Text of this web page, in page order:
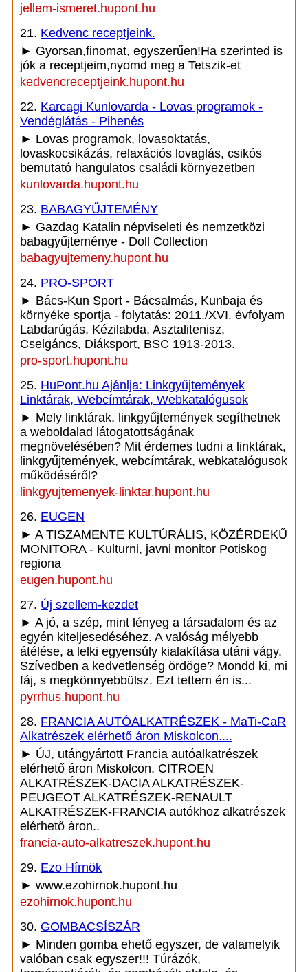
jellem-ismeret.hupont.hu
21. Kedvenc receptjeink.
► Gyorsan,finomat, egyszerűen!Ha szerinted is
jók a receptjeim,nyomd meg a Tetszik-et
kedvencreceptjeink.hupont.hu
22. Karcagi Kunlovarda - Lovas programok -
Vendéglátás - Pihenés
► Lovas programok, lovasoktatás,
lovaskocsikázás, relaxációs lovaglás, csikós
bemutató hangulatos családi környezetben
kunlovarda.hupont.hu
23. BABAGYŰJTEMÉNY
► Gazdag Katalin népviseleti és nemzetközi
babagyűjteménye - Doll Collection
babagyujtemeny.hupont.hu
24. PRO-SPORT
► Bács-Kun Sport - Bácsalmás, Kunbaja és
környéke sportja - folytatás: 2011./XVI. évfolyam
Labdarúgás, Kézilabda, Asztalitenisz,
Cselgáncs, Diáksport, BSC 1913-2013.
pro-sport.hupont.hu
25. HuPont.hu Ajánlja: Linkgyűjtemények
Linktárak, Webcímtárak, Webkatalógusok
► Mely linktárak, linkgyűjtemények segíthetnek
a weboldalad látogatottságának
megnövelésében? Mit érdemes tudni a linktárak,
linkgyűjtemények, webcímtárak, webkatalógusok
működéséről?
linkgyujtemenyek-linktar.hupont.hu
26. EUGEN
► A TISZAMENTE KULTÚRÁLIS, KÖZÉRDEKŰ
MONITORA - Kulturni, javni monitor Potiskog
regiona
eugen.hupont.hu
27. Új szellem-kezdet
► A jó, a szép, mint lényeg a társadalom és az
egyén kiteljesedéséhez. A valóság mélyebb
átélése, a lelki egyensúly kialakítása utáni vágy.
Szívedben a kedvetlenség ördöge? Mondd ki, mi
fáj, s megkönnyebbülsz. Ezt tettem én is...
pyrrhus.hupont.hu
28. FRANCIA AUTÓALKATRÉSZEK - MaTi-CaR
Alkatrészek elérhető áron Miskolcon....
► ÚJ, utángyártott Francia autóalkatrészek
elérhető áron Miskolcon. CITROEN
ALKATRÉSZEK-DACIA ALKATRÉSZEK-
PEUGEOT ALKATRÉSZEK-RENAULT
ALKATRÉSZEK-FRANCIA autókhoz alkatrészek
elérhető áron..
francia-auto-alkatreszek.hupont.hu
29. Ezo Hírnök
► www.ezohirnok.hupont.hu
ezohirnok.hupont.hu
30. GOMBACSÍSZÁR
► Minden gomba ehető egyszer, de valamelyik
valóban csak egyszer!!! Túrázók,